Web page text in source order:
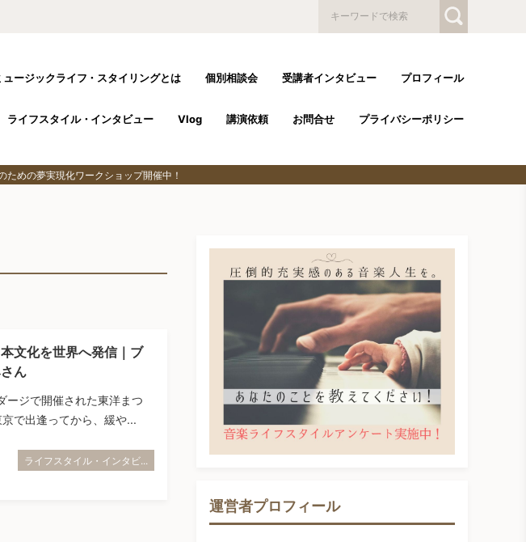
ュージックライフ・スタイリングとは 個別相談会 受講者インタビュー プロフィール
ライフスタイル・インタビュー Vlog 講演依頼 お問合せ プライバシーポリシー
めの夢実現化ワークショップ開催中！
文化を世界へ発信｜ブ
ん
ージで開催された東洋まつ
で出逢ってから、緩や...
ライフスタイル・インタビ...
運営者プロフィール